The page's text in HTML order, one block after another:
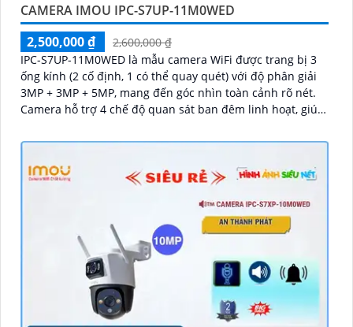
CAMERA IMOU IPC-S7UP-11M0WED
2,500,000 ₫
2,600,000 ₫
IPC-S7UP-11M0WED là mẫu camera WiFi được trang bị 3
ống kính (2 cố định, 1 có thể quay quét) với độ phân giải
3MP + 3MP + 5MP, mang đến góc nhìn toàn cảnh rõ nét.
Camera hỗ trợ 4 chế độ quan sát ban đêm linh hoạt, giúp